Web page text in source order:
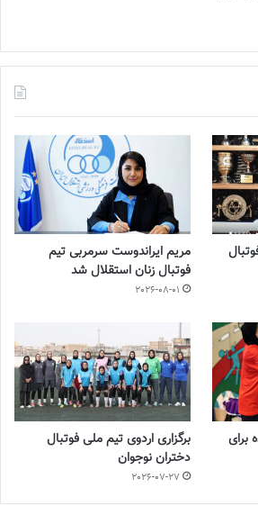
مریم ایراندوست سرمربی تیم
فوتبال زنان استقلال شد
2026-08-01
برای
برگزاری اردوی تیم ملی فوتبال
دختران نوجوان
2026-07-27